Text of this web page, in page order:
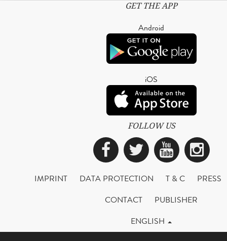
GET THE APP
Android
iOS
FOLLOW US
Facebook
Twitter
IMPRINT DATA PROTECTION T & C
PRESS
CONTACT
PUBLISHER
ENGLISH